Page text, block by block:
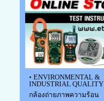
• ENVIRONMENTAL &
INDUSTRIAL QUALITY
กล้องถ่ายภาพความร้อน